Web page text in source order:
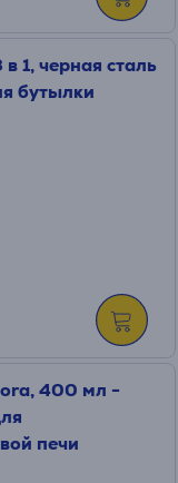
1, черная сталь
бутылки
400 мл -
печи